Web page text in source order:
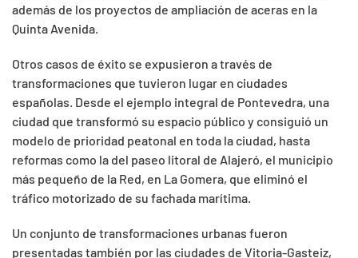
además de los proyectos de ampliación de aceras en la
Quinta Avenida.
Otros casos de éxito se expusieron a través de
transformaciones que tuvieron lugar en ciudades
españolas. Desde el ejemplo integral de Pontevedra, una
ciudad que transformó su espacio público y consiguió un
modelo de prioridad peatonal en toda la ciudad, hasta
reformas como la del paseo litoral de Alajeró, el municipio
más pequeño de la Red, en La Gomera, que eliminó el
tráfico motorizado de su fachada marítima.
Un conjunto de transformaciones urbanas fueron
presentadas también por las ciudades de Vitoria-Gasteiz,